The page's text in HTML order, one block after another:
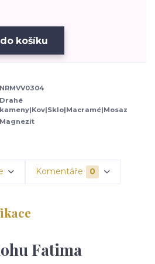
košíku
NRMVV0304
Drahé
kameny|Kov|Sklo|Macramé|Mosaz
Magnezit
Komentáře 0
Fatima